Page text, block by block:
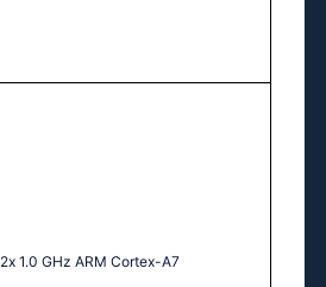
2х 1.0 GНz АRМ Соrtех-А7